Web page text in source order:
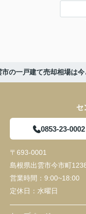
市の一戸建て売却相場は
セ
0853-23-0002
〒693-0001
島根県出雲市今市町
営業時間： 9:00~18:00
定休日： 水曜日